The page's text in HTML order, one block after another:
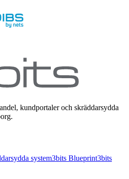
kundportaler och skräddarsydda
system3bits Blueprint3bits